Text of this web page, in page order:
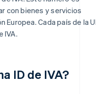
con bienes y servicios
Europea. Cada país de la
IVA.
ID de IVA?